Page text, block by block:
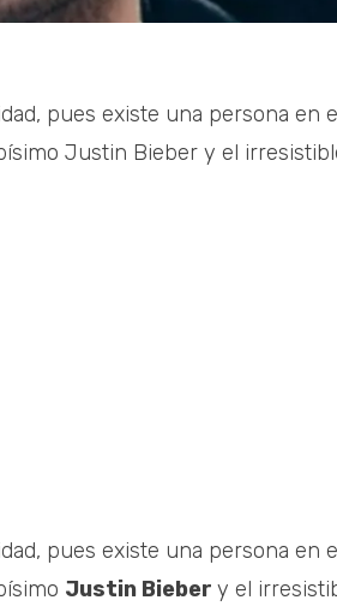
pues existe una persona en
Justin Bieber y el
pues existe una persona en
Justin Bieber y el